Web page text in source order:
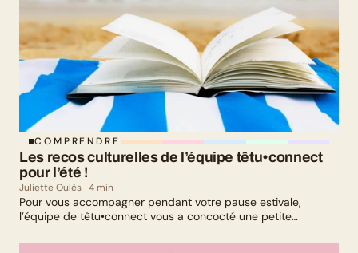
COMPRENDRE
Les recos culturelles de l’équipe têtu•connect
pour l’été !
Juliette Oulès 4 min
Pour vous accompagner pendant votre pause estivale,
l’équipe de têtu•connect vous a concocté une petite
culturelle : il y en a pour tous les goûts !